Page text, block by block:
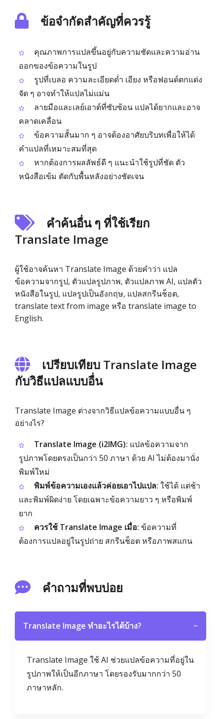
ข้อจำกัดสำคัญที่ควรรู้
คุณภาพการแปลขึ้นอยู่กับความชัดและความอ่าน
ออกของข้อความในรูป
รูปที่เบลอ ความละเอียดต่ำ เอียง หรือฟอนต์ตกแต่ง
จัด ๆ อาจทำให้แปลไม่แม่น
ลายมือและเลย์เอาต์ที่ซับซ้อน แปลได้ยากและอาจ
คลาดเคลื่อน
ข้อความสั้นมาก ๆ อาจต้องอาศัยบริบทเพื่อให้ได้
คำแปลที่เหมาะสมที่สุด
หากต้องการผลลัพธ์ดี ๆ แนะนำใช้รูปที่ชัด ตัว
หนังสือเข้ม ตัดกับพื้นหลังอย่างชัดเจน
คำค้นอื่น ๆ ที่ใช้เรียก
Translate Image
ผู้ใช้อาจค้นหา Translate Image ด้วยคำว่า แปล
ข้อความจากรูป, ตัวแปลรูปภาพ, ตัวแปลภาพ AI, แปลตัว
หนังสือในรูป, แปลรูปเป็นอังกฤษ, แปลสกรีนช็อต,
translate text from image หรือ translate image to
English.
เปรียบเทียบ Translate Image
กับวิธีแปลแบบอื่น
Translate Image ต่างจากวิธีแปลข้อความแบบอื่น ๆ
อย่างไร?
Translate Image (i2IMG): แปลข้อความจาก
รูปภาพโดยตรงเป็นกว่า 50 ภาษา ด้วย AI ไม่ต้องมานั่ง
พิมพ์ใหม่
พิมพ์ข้อความเองแล้วค่อยเอาไปแปล: ใช้ได้ แต่ช้า
และพิมพ์ผิดง่าย โดยเฉพาะข้อความยาว ๆ หรือพิมพ์
ยาก
ควรใช้ Translate Image เมื่อ: ข้อความที่
ต้องการแปลอยู่ในรูปถ่าย สกรีนช็อต หรือภาพสแกน
คำถามที่พบบ่อย
Translate Image ทำอะไรได้บ้าง? −
Translate Image ใช้ AI ช่วยแปลข้อความที่อยู่ใน
รูปภาพให้เป็นอีกภาษา โดยรองรับมากกว่า 50
ภาษาหลัก.